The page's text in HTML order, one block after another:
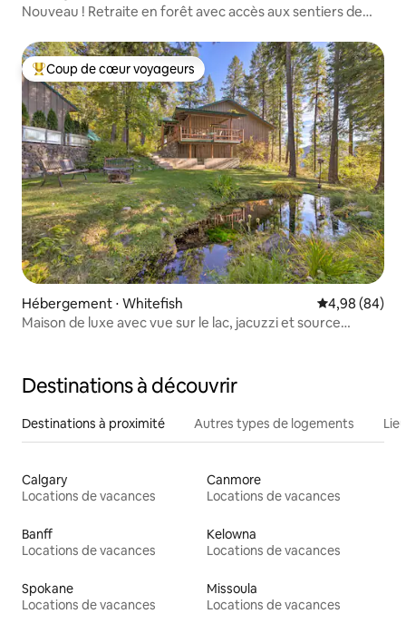
Nouveau ! Retraite en forêt avec accès aux sentiers de
Coups de cœur voyageurs les plus appréciés
Coup de cœur voyageurs
Hébergement ⋅ Whitefish Évaluation
4,98 (84)
Maison de luxe avec vue sur le lac, jacuzzi et source
Destinations à découvrir
Destinations à proximité Autres types de logements
Calgary
Locations de vacances
Canmore
Locations de vacances
Banff
Locations de vacances
Kelowna
Locations de vacances
Spokane
Locations de vacances
Missoula
Locations de vacances